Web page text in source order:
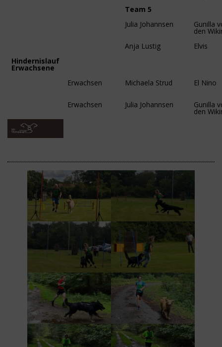
Team 5
Julia Johannsen
Gunilla
den
Anja Lustig
Elvis
Hindernislauf
Erwachsene
Erwachsen
Michaela Strud El Nino
Erwachsen Julia Johannsen Gunilla
den